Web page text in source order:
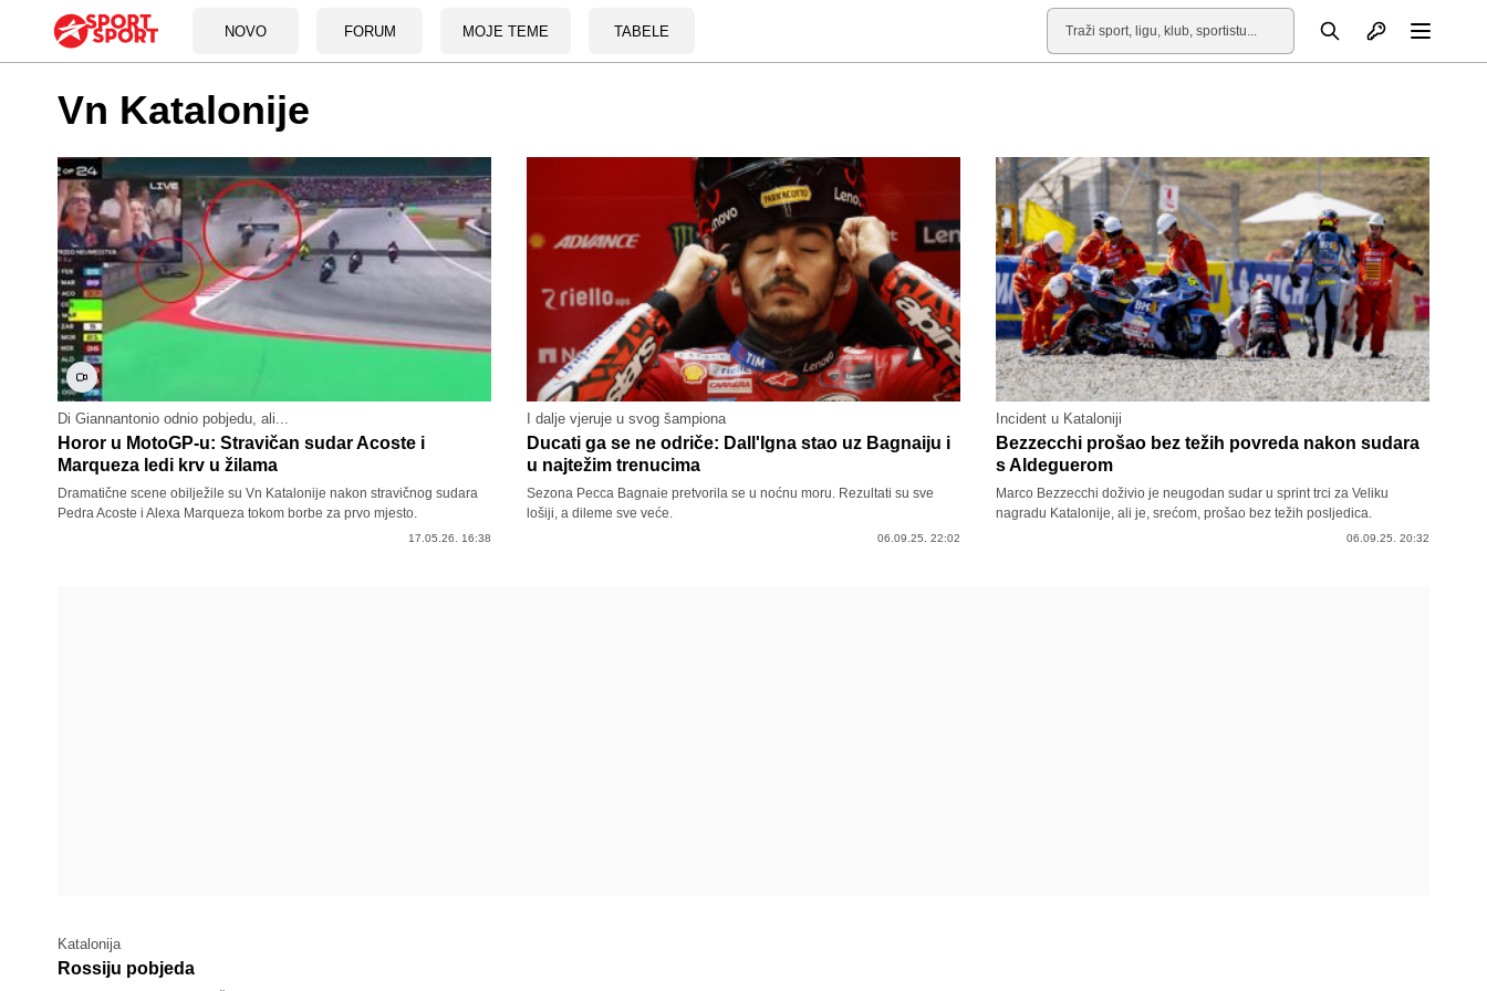
NOVO FORUM MOJE TEME TABELE
Pretraga Otvori profil
Vn Katalonije
Di Giannantonio odnio pobjedu, ali...
Horor u MotoGP-u: Stravičan sudar Acoste i
Marqueza ledi krv u žilama
Dramatične scene obilježile su Vn Katalonije nakon stravičnog sudara
Pedra Acoste i Alexa Marqueza tokom borbe za prvo mjesto.
17.05.26. 16:38
I dalje vjeruje u svog šampiona
Ducati ga se ne odriče: Dall'Igna stao uz Bagnaiju i
u najtežim trenucima
Sezona Pecca Bagnaie pretvorila se u noćnu moru. Rezultati su sve
lošiji, a dileme sve veće.
06.09.25. 22:02
Incident u Kataloniji
Bezzecchi prošao bez težih povreda nakon sudara
s Aldeguerom
Marco Bezzecchi doživio je neugodan sudar u sprint trci za Veliku
nagradu Katalonije, ali je, srećom, prošao bez težih posljedica.
06.09.25. 20:32
Katalonija
Rossiju pobjeda